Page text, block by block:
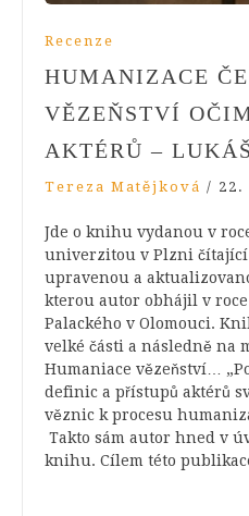
Recenze
HUMANIZACE
VĚZEŇSTVÍ
AKTÉRŮ –
Tereza Matějková / 22.
Jde o knihu vydanou v
univerzitou v Plzni čítající
upravenou a
kterou autor obhájil v
Palackého v Olomouci.
velké části a následně na
Humaniace vězeňství…
definic a přístupů aktérů
věznic k procesu
Takto sám autor hned v
knihu. Cílem této